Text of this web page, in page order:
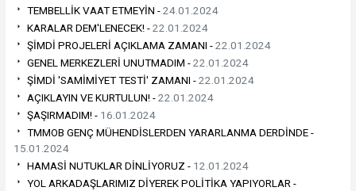
TEMBELLİK VAAT ETMEYİN -24.01.2024
KARALAR DEM'LENECEK! -22.01.2024
ŞİMDİ PROJELERİ AÇIKLAMA ZAMANI -22.01.2024
GENEL MERKEZLERİ UNUTMADIM -22.01.2024
ŞİMDİ 'SAMİMİYET TESTİ' ZAMANI -22.01.2024
AÇIKLAYIN VE KURTULUN! -22.01.2024
ŞAŞIRMADIM! - 16.01.2024
TMMOB GENÇ MÜHENDİSLERDEN YARARLANMA DERDİNDE -
15.01.2024
HAMASİ NUTUKLAR DİNLİYORUZ - 12.01.2024
YOL ARKADAŞLARIMIZ DİYEREK POLİTİKA YAPIYORLAR -